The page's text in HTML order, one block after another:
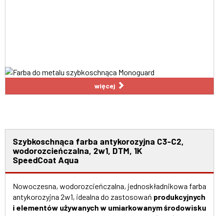
więcej
Szybkoschnąca farba antykorozyjna C3-C2,
wodorozcieńczalna, 2w1, DTM, 1K
SpeedCoat Aqua
Nowoczesna, wodorozcieńczalna, jednoskładnikowa farba
antykorozyjna 2w1, idealna do zastosowań produkcyjnych
i elementów używanych w umiarkowanym środowisku